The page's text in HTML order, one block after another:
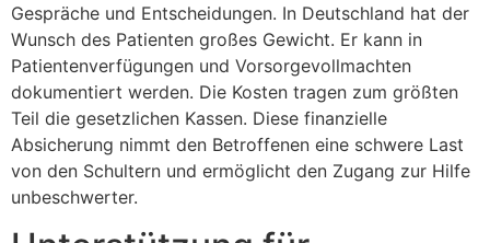
Gespräche und Entscheidungen. In Deutschland hat der
Wunsch des Patienten großes Gewicht. Er kann in
Patientenverfügungen und Vorsorgevollmachten
dokumentiert werden. Die Kosten tragen zum größten
Teil die gesetzlichen Kassen. Diese finanzielle
Absicherung nimmt den Betroffenen eine schwere Last
von den Schultern und ermöglicht den Zugang zur Hilfe
unbeschwerter.